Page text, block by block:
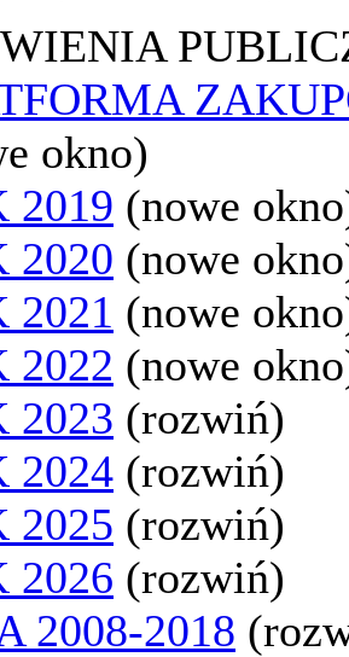
okno)
2019 (nowe
2020 (nowe
2021 (nowe
2022 (nowe
2023 (rozwiń)
2024 (rozwiń)
2025 (rozwiń)
2026 (rozwiń)
2008-2018